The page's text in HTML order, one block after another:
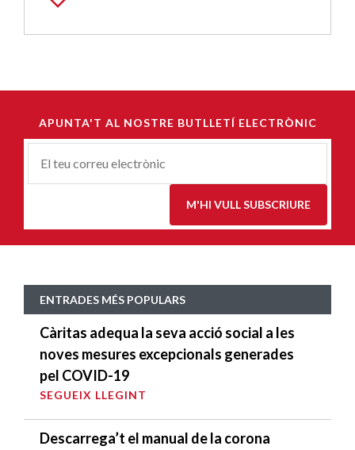
APUNTA'T AL NOSTRE BUTLLETÍ ELECTRÒNIC
Correu-
M'HI VULL SUBSCRIURE
ENTRADES MÉS POPULARS
Càritas adequa la seva acció social a les
noves mesures excepcionals generades
pel COVID-19
SEGUEIX LLEGINT
Descarrega’t el manual de la corona